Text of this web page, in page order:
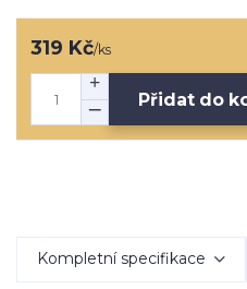
319 Kč/ks
Přidat do
Kompletní specifikace